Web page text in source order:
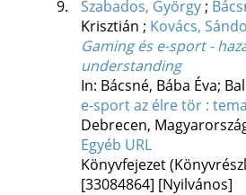
9.
Szabados, György ;
Krisztián ; Kovács,
Gaming és e-sport -
understanding
In: Bácsné, Bába Éva;
e-sport az élre tör :
Debrecen,
Egyéb URL
Könyvfejezet
[33084864] [Nyilvános]